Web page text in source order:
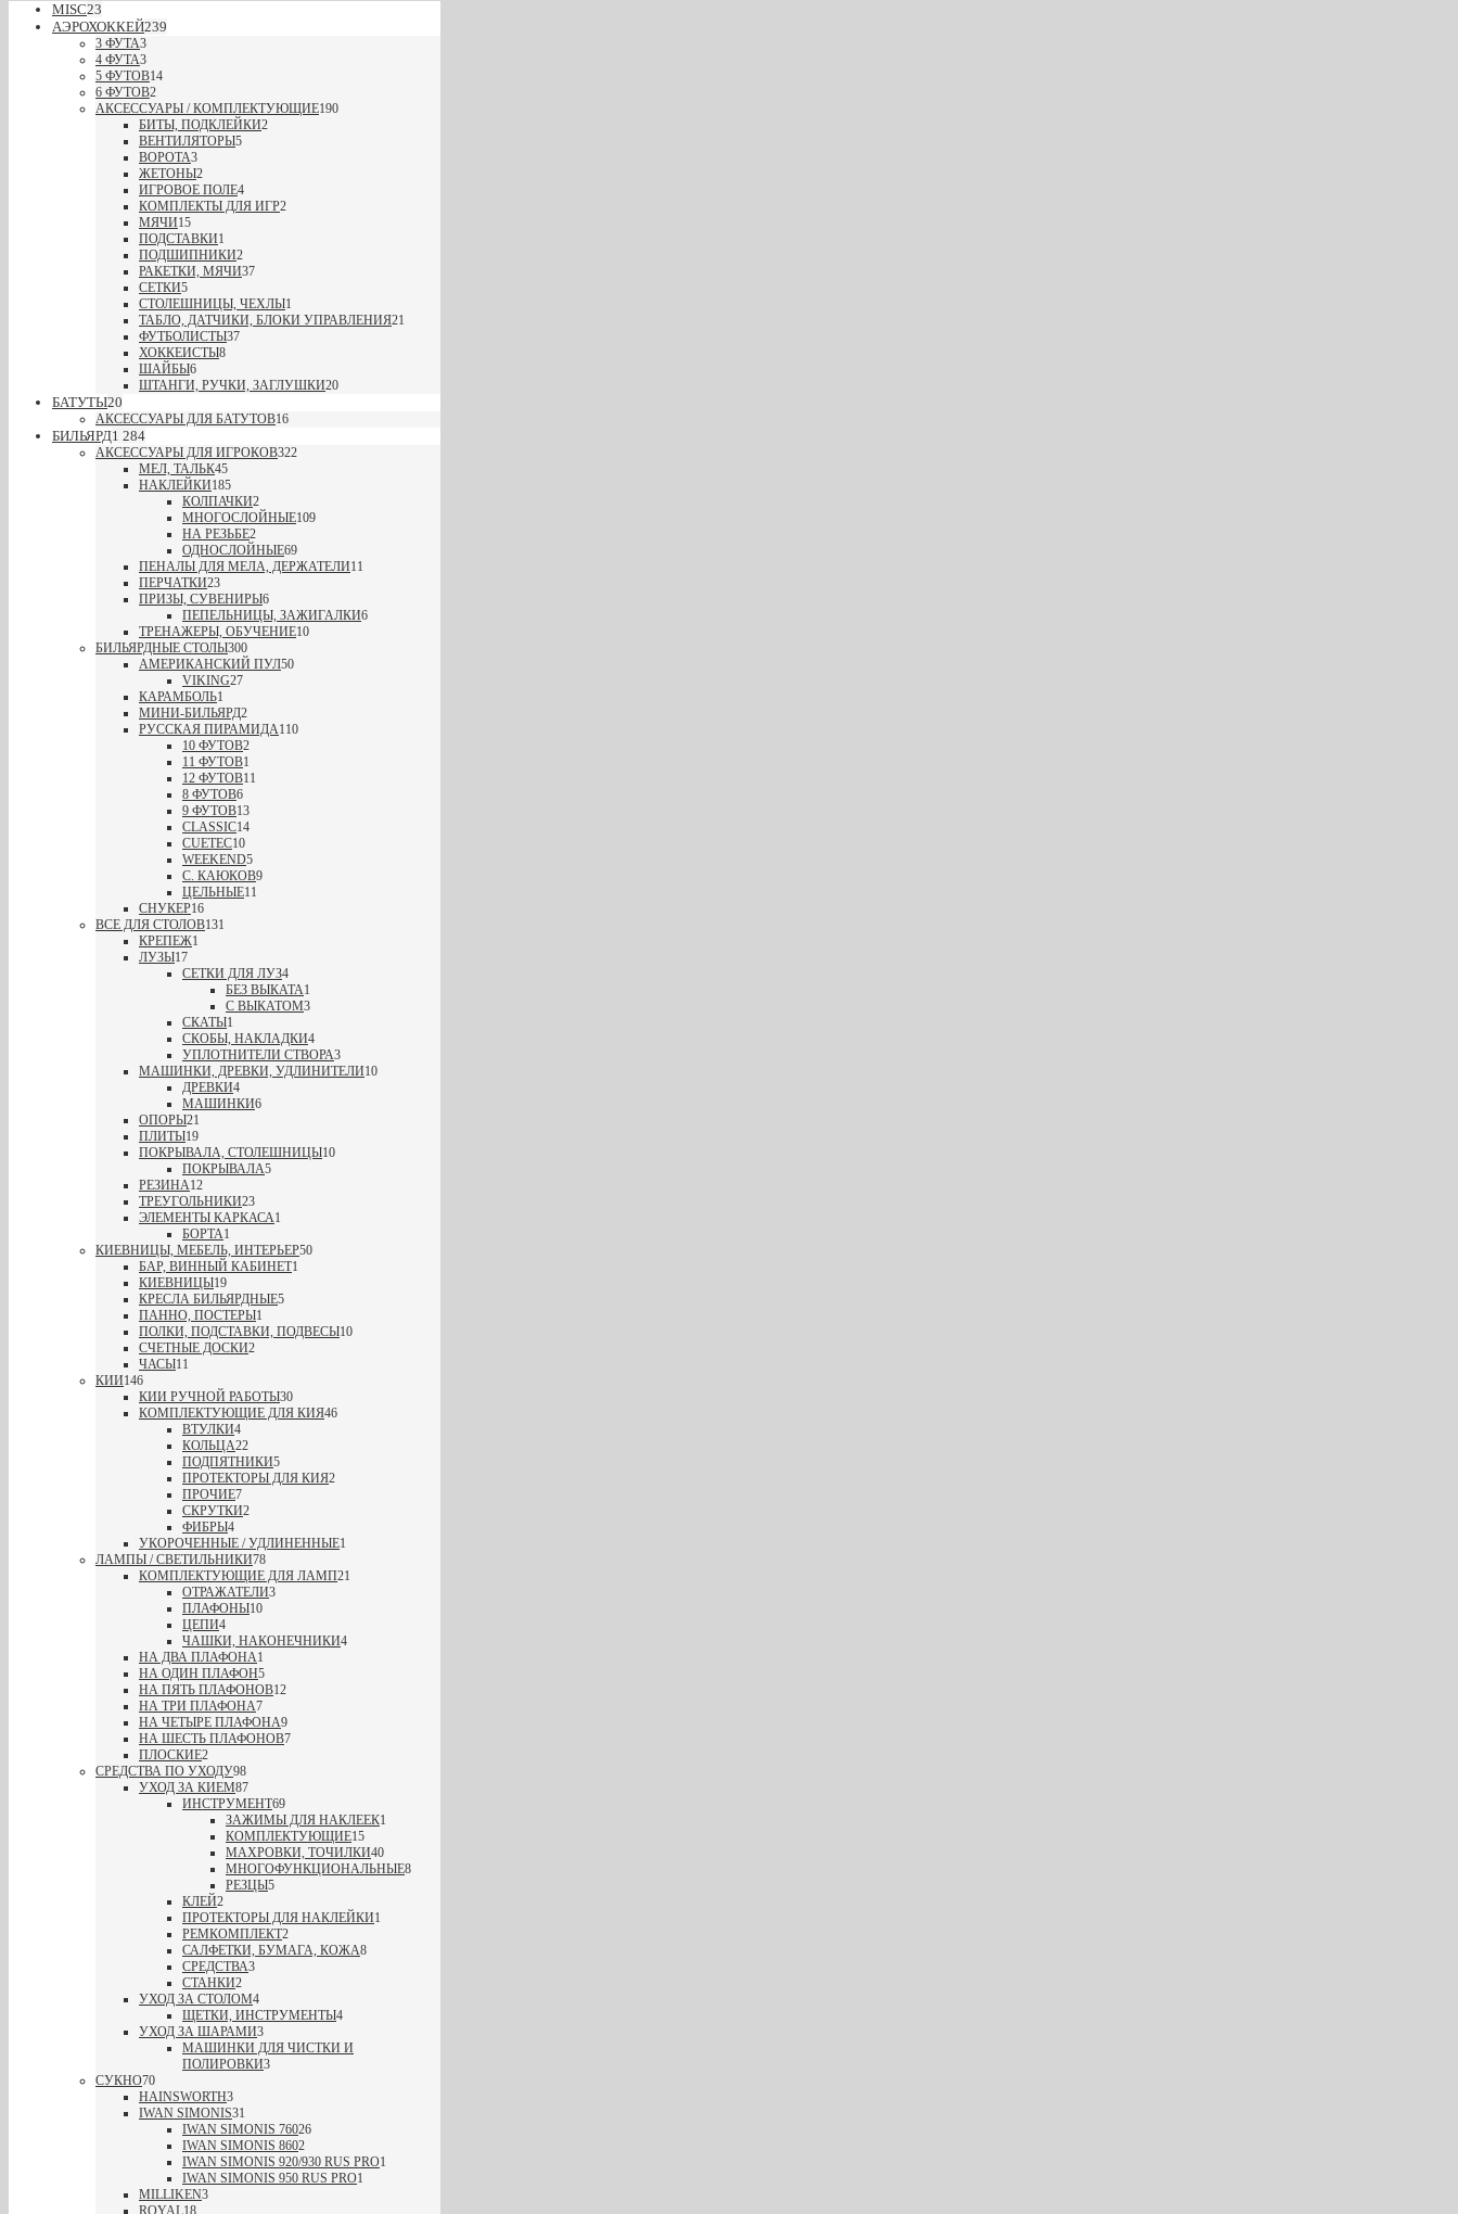
MISC23
АЭРОХОККЕЙ239
3 ФУТА3
4 ФУТА3
5 ФУТОВ14
6 ФУТОВ2
АКСЕССУАРЫ / КОМПЛЕКТУЮЩИЕ190
БИТЫ, ПОДКЛЕЙКИ2
ВЕНТИЛЯТОРЫ5
ВОРОТА3
ЖЕТОНЫ2
ИГРОВОЕ ПОЛЕ4
КОМПЛЕКТЫ ДЛЯ ИГР2
МЯЧИ15
ПОДСТАВКИ1
ПОДШИПНИКИ2
РАКЕТКИ, МЯЧИ37
СЕТКИ5
СТОЛЕШНИЦЫ, ЧЕХЛЫ1
ТАБЛО, ДАТЧИКИ, БЛОКИ УПРАВЛЕНИЯ21
ФУТБОЛИСТЫ37
ХОККЕИСТЫ8
ШАЙБЫ6
ШТАНГИ, РУЧКИ, ЗАГЛУШКИ20
БАТУТЫ20
АКСЕССУАРЫ ДЛЯ БАТУТОВ16
БИЛЬЯРД1 284
АКСЕССУАРЫ ДЛЯ ИГРОКОВ322
МЕЛ, ТАЛЬК45
НАКЛЕЙКИ185
КОЛПАЧКИ2
МНОГОСЛОЙНЫЕ109
НА РЕЗЬБЕ2
ОДНОСЛОЙНЫЕ69
ПЕНАЛЫ ДЛЯ МЕЛА, ДЕРЖАТЕЛИ11
ПЕРЧАТКИ23
ПРИЗЫ, СУВЕНИРЫ6
ПЕПЕЛЬНИЦЫ, ЗАЖИГАЛКИ6
ТРЕНАЖЕРЫ, ОБУЧЕНИЕ10
БИЛЬЯРДНЫЕ СТОЛЫ300
АМЕРИКАНСКИЙ ПУЛ50
VIKING27
КАРАМБОЛЬ1
МИНИ-БИЛЬЯРД2
РУССКАЯ ПИРАМИДА110
10 ФУТОВ2
11 ФУТОВ1
12 ФУТОВ11
8 ФУТОВ6
9 ФУТОВ13
CLASSIC14
CUETEC10
WEEKEND5
С. КАЮКОВ9
ЦЕЛЬНЫЕ11
СНУКЕР16
ВСЕ ДЛЯ СТОЛОВ131
КРЕПЕЖ1
ЛУЗЫ17
СЕТКИ ДЛЯ ЛУЗ4
БЕЗ ВЫКАТА1
С ВЫКАТОМ3
СКАТЫ1
СКОБЫ, НАКЛАДКИ4
УПЛОТНИТЕЛИ СТВОРА3
МАШИНКИ, ДРЕВКИ, УДЛИНИТЕЛИ10
ДРЕВКИ4
МАШИНКИ6
ОПОРЫ21
ПЛИТЫ19
ПОКРЫВАЛА, СТОЛЕШНИЦЫ10
ПОКРЫВАЛА5
РЕЗИНА12
ТРЕУГОЛЬНИКИ23
ЭЛЕМЕНТЫ КАРКАСА1
БОРТА1
КИЕВНИЦЫ, МЕБЕЛЬ, ИНТЕРЬЕР50
БАР, ВИННЫЙ КАБИНЕТ1
КИЕВНИЦЫ19
КРЕСЛА БИЛЬЯРДНЫЕ5
ПАННО, ПОСТЕРЫ1
ПОЛКИ, ПОДСТАВКИ, ПОДВЕСЫ10
СЧЕТНЫЕ ДОСКИ2
ЧАСЫ11
КИИ146
КИИ РУЧНОЙ РАБОТЫ30
КОМПЛЕКТУЮЩИЕ ДЛЯ КИЯ46
ВТУЛКИ4
КОЛЬЦА22
ПОДПЯТНИКИ5
ПРОТЕКТОРЫ ДЛЯ КИЯ2
ПРОЧИЕ7
СКРУТКИ2
ФИБРЫ4
УКОРОЧЕННЫЕ / УДЛИНЕННЫЕ1
ЛАМПЫ / СВЕТИЛЬНИКИ78
КОМПЛЕКТУЮЩИЕ ДЛЯ ЛАМП21
ОТРАЖАТЕЛИ3
ПЛАФОНЫ10
ЦЕПИ4
ЧАШКИ, НАКОНЕЧНИКИ4
НА ДВА ПЛАФОНА1
НА ОДИН ПЛАФОН5
НА ПЯТЬ ПЛАФОНОВ12
НА ТРИ ПЛАФОНА7
НА ЧЕТЫРЕ ПЛАФОНА9
НА ШЕСТЬ ПЛАФОНОВ7
ПЛОСКИЕ2
СРЕДСТВА ПО УХОДУ98
УХОД ЗА КИЕМ87
ИНСТРУМЕНТ69
ЗАЖИМЫ ДЛЯ НАКЛЕЕК1
КОМПЛЕКТУЮЩИЕ15
МАХРОВКИ, ТОЧИЛКИ40
МНОГОФУНКЦИОНАЛЬНЫЕ8
РЕЗЦЫ5
КЛЕЙ2
ПРОТЕКТОРЫ ДЛЯ НАКЛЕЙКИ1
РЕМКОМПЛЕКТ2
САЛФЕТКИ, БУМАГА, КОЖА8
СРЕДСТВА3
СТАНКИ2
УХОД ЗА СТОЛОМ4
ЩЕТКИ, ИНСТРУМЕНТЫ4
УХОД ЗА ШАРАМИ3
МАШИНКИ ДЛЯ ЧИСТКИ И
ПОЛИРОВКИ3
СУКНО70
HAINSWORTH3
IWAN SIMONIS31
IWAN SIMONIS 76026
IWAN SIMONIS 8602
IWAN SIMONIS 920/930 RUS PRO1
IWAN SIMONIS 950 RUS PRO1
MILLIKEN3
ROYAL18